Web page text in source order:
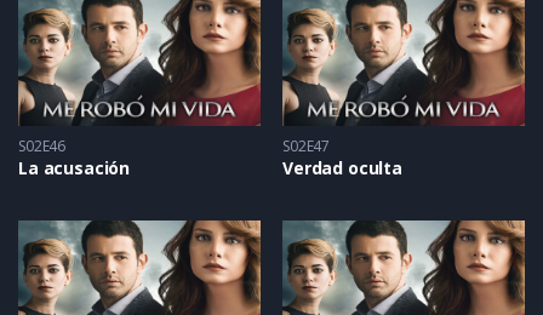
S02E46
La acusación
S02E47
Verdad oculta